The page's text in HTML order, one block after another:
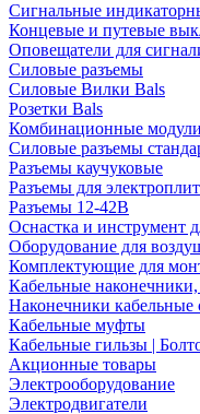
Сигнальные
Концевые и путевые
Оповещатели для
Силовые разъемы
Силовые Вилки Bals
Розетки Bals
Комбинационные
Силовые разъемы
Разъемы каучуковые
Разъемы для электроплит
Разъемы 12-42В
Оснастка и
Оборудование для
Комплектующие для
Кабельные
Наконечники кабельные
Кабельные муфты
Кабельные гильзы |
Акционные товары
Электрооборудование
Электродвигатели